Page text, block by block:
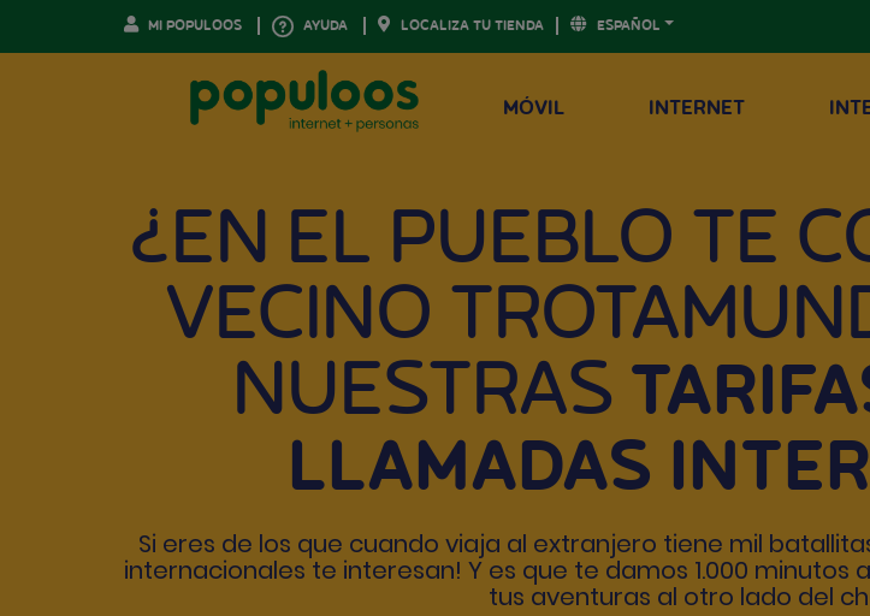
MI POPULOOS AYUDA LOCALIZA TU TIENDA ESPAÑOL
MÓVIL INTERNET
¿EN EL PUEBLO TE
VECINO
NUESTRAS
LLAMADAS
Si eres de los que cuando viaja al extranjero tiene mil
internacionales te interesan! Y es que te damos 1.000 minutos
tus aventuras al otro lado del